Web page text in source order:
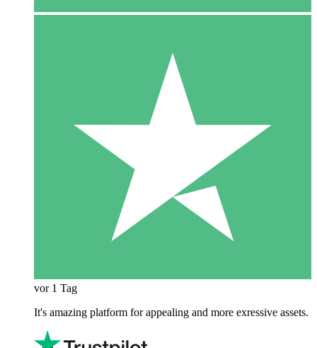
vor 1 Tag
It's amazing platform for appealing and more exressive assets.